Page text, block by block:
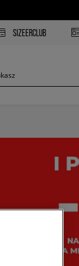
SIZEERCLUB